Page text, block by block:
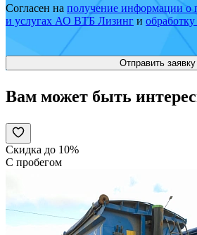
Согласен на получение информации о
и услугах АО ВТБ Лизинг и
Вам может быть
Скидка до 10%
С пробегом